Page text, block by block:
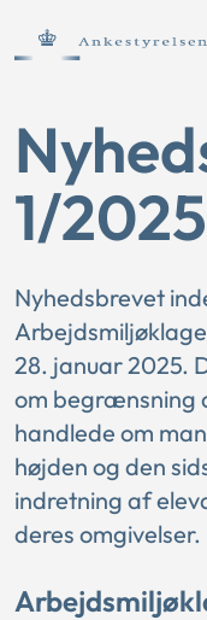
1/2025
Nyhedsbrevet
28. januar 2025.
om begrænsning
handlede om
højden og den
indretning af
deres omgivelser.